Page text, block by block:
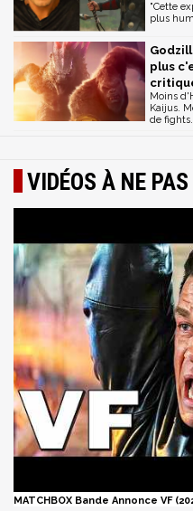
"Cette
plus
plus
Moins
Kaijus.
de fights.
VIDÉOS À NE
MATCHBOX Bande Annonce VF